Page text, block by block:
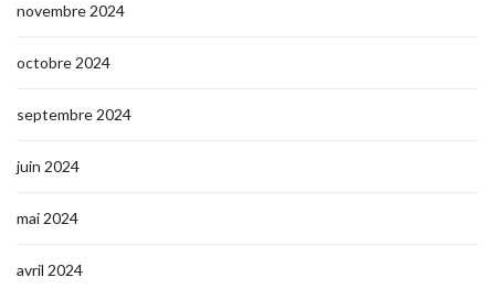
novembre 2024
octobre 2024
septembre 2024
juin 2024
mai 2024
avril 2024